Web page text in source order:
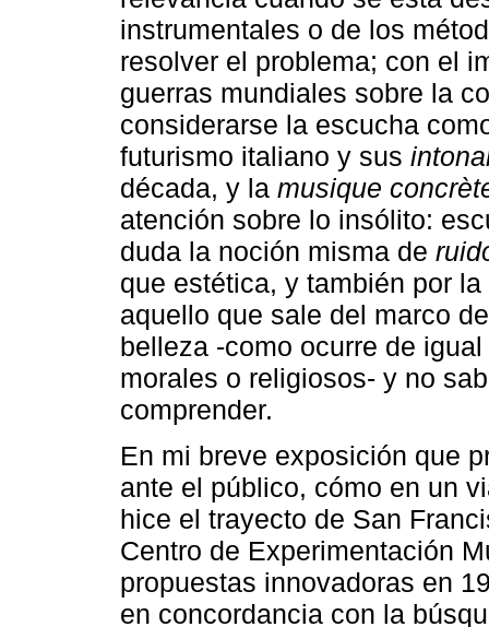
instrumentales o de los
resolver el problema; con el
guerras mundiales sobre la
considerarse la escucha
futurismo italiano y sus
década, y la musique
atención sobre lo insólito:
duda la noción misma de
que estética, y también por
aquello que sale del marco
belleza -como ocurre de
morales o religiosos- y no
comprender.
En mi breve exposición que
ante el público, cómo en un
hice el trayecto de San
Centro de Experimentación
propuestas innovadoras en
en concordancia con la